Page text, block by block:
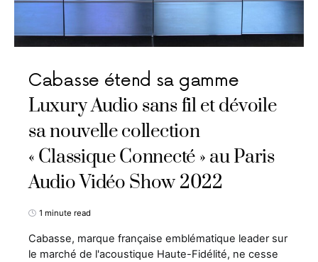
Cabasse étend sa gamme
Luxury Audio sans fil et dévoile
sa nouvelle collection
« Classique Connecté » au Paris
Audio Vidéo Show 2022
1 minute read
Cabasse, marque française emblématique leader sur
le marché de l'acoustique Haute-Fidélité, ne cesse